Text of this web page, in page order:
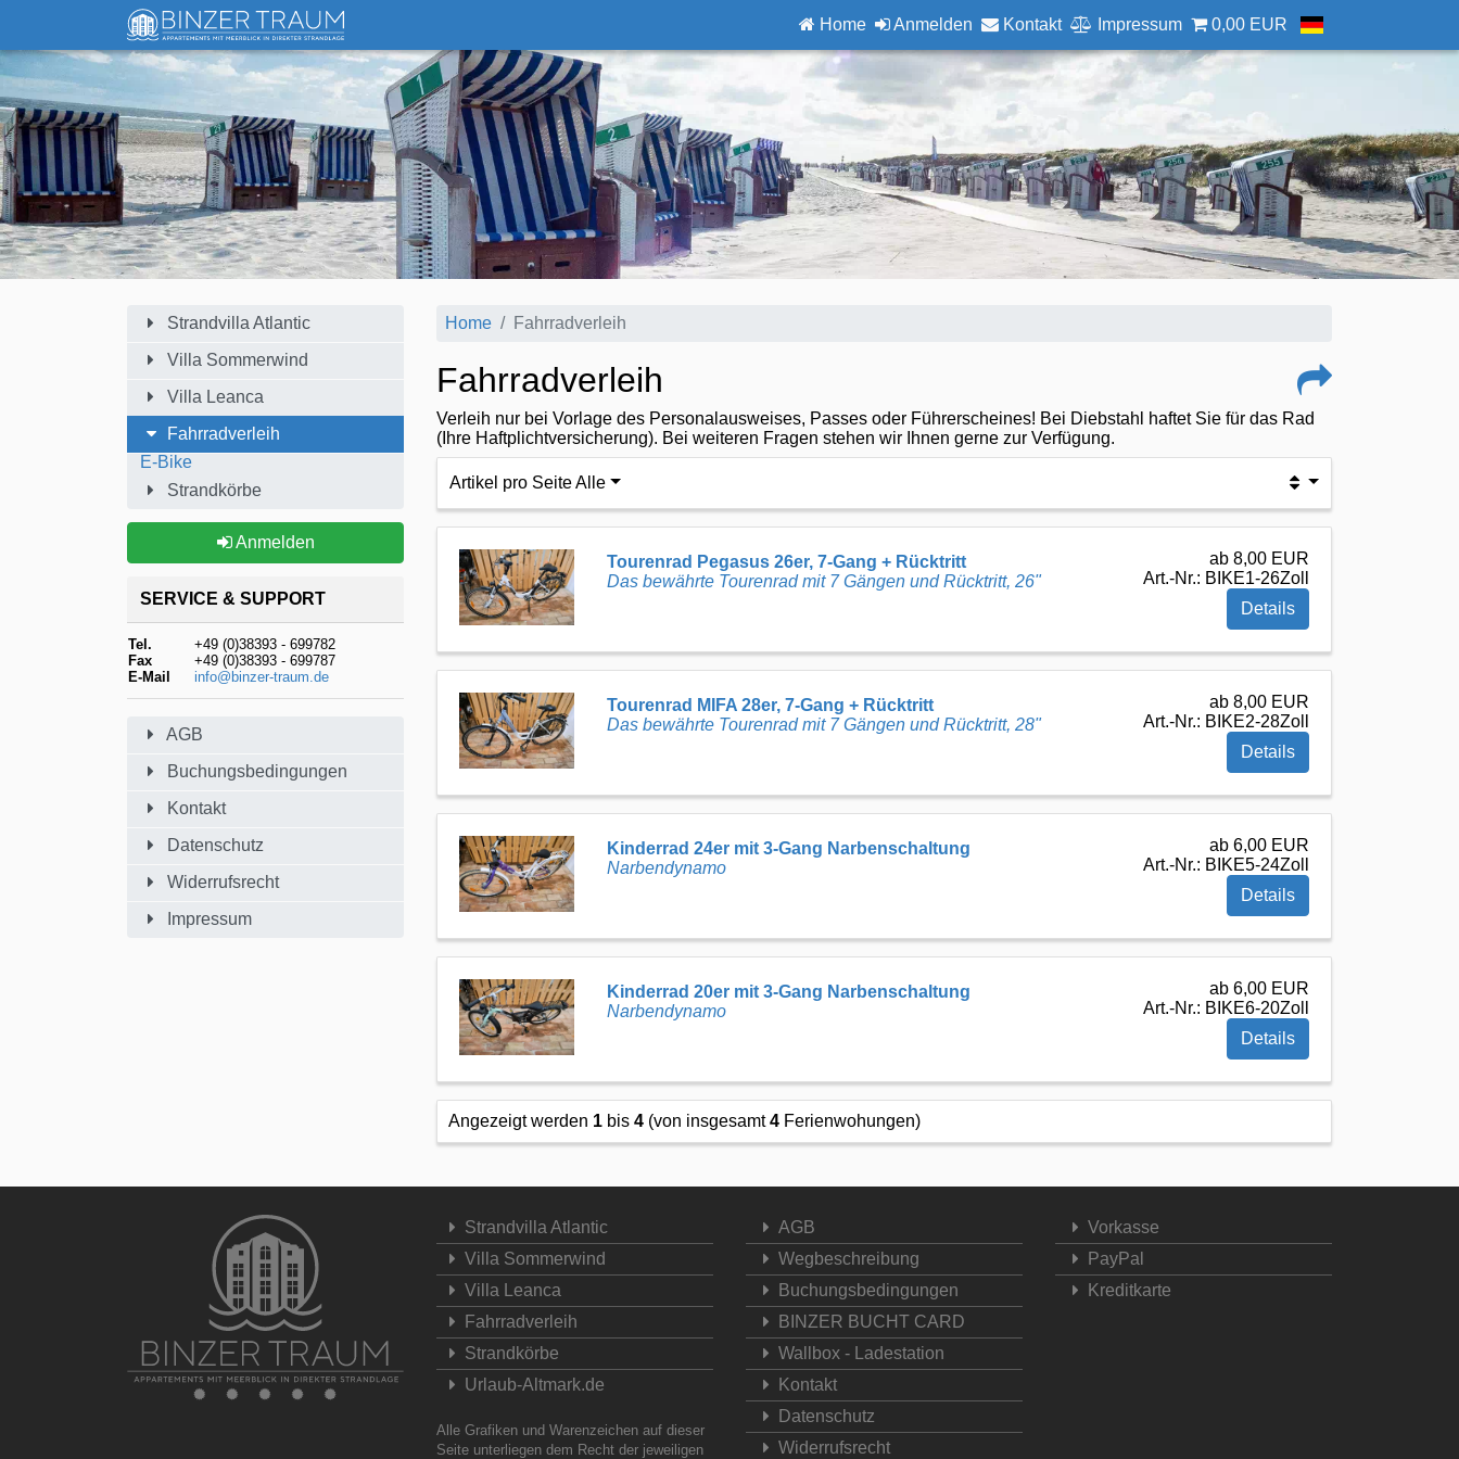
Home Anmelden Kontakt Impressum 0,00 EUR
Strandvilla Atlantic
Villa Sommerwind
Villa Leanca
Fahrradverleih
E-Bike
Strandkörbe
Anmelden
SERVICE & SUPPORT
Tel.
+49 (0)38393 - 699782
Fax
+49 (0)38393 - 699787
E-Mail
info@binzer-traum.de
AGB
Buchungsbedingungen
Kontakt
Datenschutz
Widerrufsrecht
Impressum
Home Fahrradverleih
Fahrradverleih
Verleih nur bei Vorlage des Personalausweises, Passes oder Führerscheines! Bei Diebstahl haftet Sie für das Rad
(Ihre Haftplichtversicherung). Bei weiteren Fragen stehen wir Ihnen gerne zur Verfügung.
Artikel pro Seite Alle
Tourenrad Pegasus 26er, 7-Gang + Rücktritt
Das bewährte Tourenrad mit 7 Gängen und Rücktritt, 26"
ab 8,00 EUR
Art.-Nr.: BIKE1-26Zoll
Details
Tourenrad MIFA 28er, 7-Gang + Rücktritt
Das bewährte Tourenrad mit 7 Gängen und Rücktritt, 28"
ab 8,00 EUR
Art.-Nr.: BIKE2-28Zoll
Details
Kinderrad 24er mit 3-Gang Narbenschaltung
Narbendynamo
ab 6,00 EUR
Art.-Nr.: BIKE5-24Zoll
Details
Kinderrad 20er mit 3-Gang Narbenschaltung
Narbendynamo
ab 6,00 EUR
Art.-Nr.: BIKE6-20Zoll
Details
Angezeigt werden 1 bis 4 (von insgesamt4 Ferienwohungen)
Strandvilla Atlantic
Villa Sommerwind
Villa Leanca
Fahrradverleih
Strandkörbe
Urlaub-Altmark.de
Alle Grafiken und Warenzeichen auf dieser
Seite unterliegen dem Recht der jeweiligen
AGB
Wegbeschreibung
Buchungsbedingungen
BINZER BUCHT CARD
Wallbox - Ladestation
Kontakt
Datenschutz
Widerrufsrecht
Vorkasse
PayPal
Kreditkarte